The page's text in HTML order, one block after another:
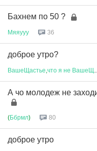
Бахнем по 50 ?
Мяяууу 36
доброе утро?
ВашеЩастье что я не ВашеЩастье
А чо молодеж не
(Ббрмл) 80
доброе утро